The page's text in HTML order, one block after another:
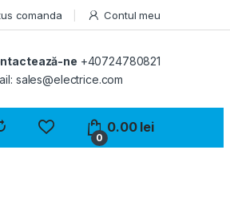
comanda Contul meu
ne +40724780821
sales@electrice.com
0
0.00 lei